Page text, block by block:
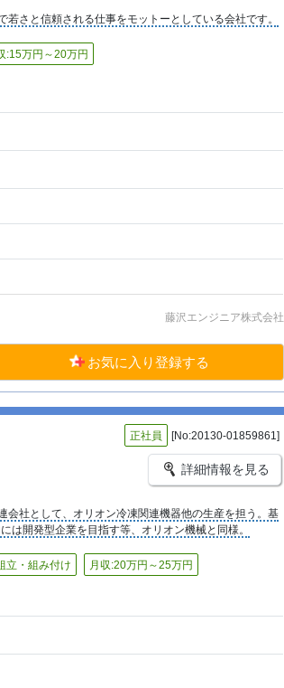
若さと信頼される仕事をモットーとしている会社です。
:15万円～20万円
藤沢エンジニア株式会社
お気に入り登録する
正社員 [No:20130-01859861]
詳細情報を見る
会社として、オリオン冷凍関連機器他の生産を担う。基
は開発型企業を目指す等、オリオン機械と同様。
立・組み付け 月収:20万円～25万円